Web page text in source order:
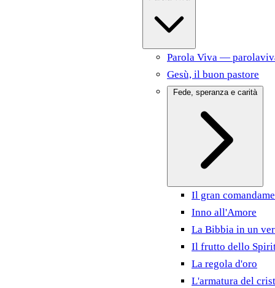
Parola Viva —
Gesù, il buon pastore
Il gran
Inno all'Amore
La Bibbia in un
Il frutto dello
La regola d'oro
L'armatura del